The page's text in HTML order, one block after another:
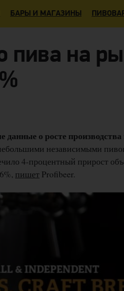
БАРЫ И МАГАЗИНЫ
пива на
данные о росте
независимыми
4-процентный прирост
пишет Profibeer.